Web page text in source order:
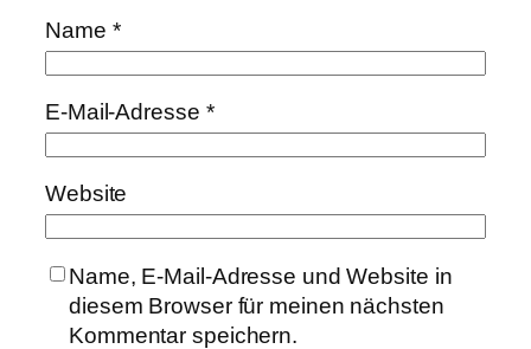
Name *
E-Mail-Adresse *
Website
Name, E-Mail-Adresse und Website in
diesem Browser für meinen nächsten
Kommentar speichern.